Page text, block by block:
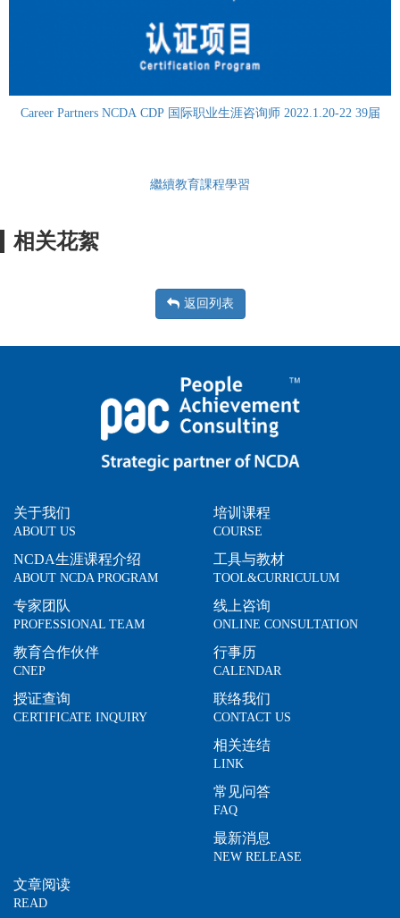
Career Partners NCDA CDP 国际职业生涯咨询师 2022.1.20-22 39届
繼續教育課程學習
相关花絮
返回列表
关于我们
ABOUT US
NCDA生涯课程介绍
ABOUT NCDA PROGRAM
专家团队
PROFESSIONAL TEAM
教育合作伙伴
CNEP
授证查询
CERTIFICATE INQUIRY
培训课程
COURSE
工具与教材
TOOL&CURRICULUM
线上咨询
ONLINE CONSULTATION
行事历
CALENDAR
联络我们
CONTACT US
相关连结
LINK
常见问答
FAQ
最新消息
NEW RELEASE
文章阅读
READ